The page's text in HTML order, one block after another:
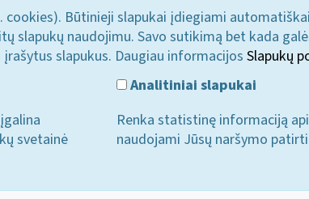
cookies). Būtinieji slapukai įdiegiami
slapukų naudojimu. Savo sutikimą bet kada
slapukus. Daugiau informacijos Slapukų
svetainė
Analitiniai slapukai
Renka statistinę informaciją
naudojami Jūsų naršymo